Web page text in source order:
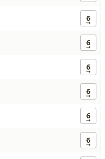
6
6
6
6
6
6